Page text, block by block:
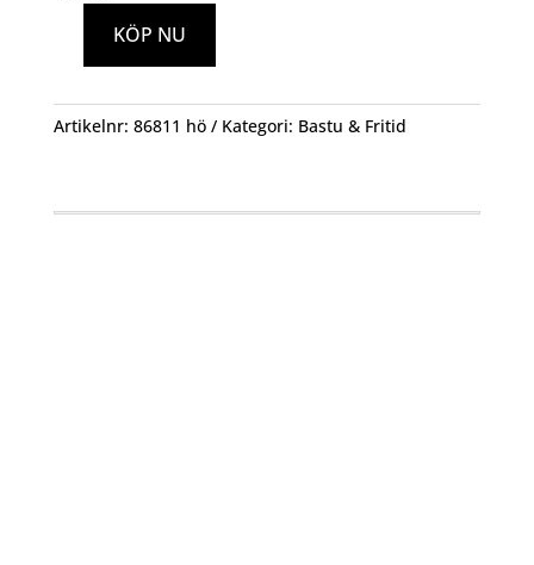
Murrikka
48cm
mängd
KÖP NU
Artikelnr: 86811 hö Kategori: Bastu & Fritid